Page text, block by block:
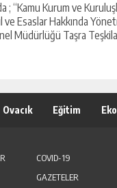
; “Kamu Kurum ve
ve Esaslar Hakkında
Müdürlüğü Taşra
Ovacık Eğitim
COVID-19
GAZETELER